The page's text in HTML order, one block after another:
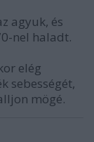
agyuk, és
nel haladt.
elég
sebességét,
mögé.